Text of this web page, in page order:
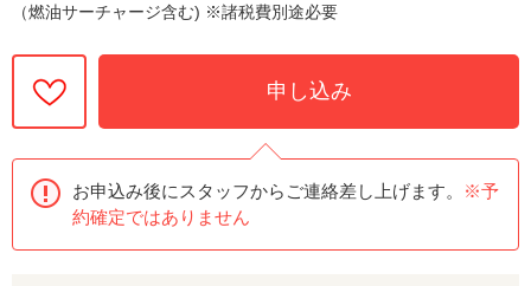
（燃油サーチャージ含む) ※諸税費別途必要
申し込み
お申込み後にスタッフからご連絡差し上げます。
※予
約確定ではありません